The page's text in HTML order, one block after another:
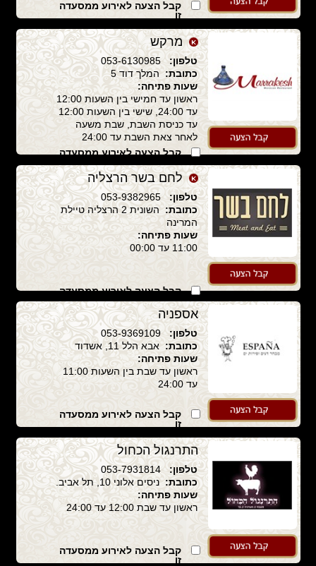
קבל הצעה לאירוע ממסעדה
זו
מרקש
טלפון:053-6130985
כתובת: המלך דוד 5
שעות פתיחה:
ראשון עד חמישי בין השעות 12:00
עד 24:00, שישי בין השעות 12:00
עד כניסת השבת, שבת משעה
לאחר צאת השבת עד 24:00
קבל הצעה לאירוע ממסעדה
לחם בשר הרצליה
טלפון:053-9382965
כתובת:
השונית 2 הרצליה טיילת
המרינה
שעות פתיחה:
11:00 עד 00:00
קבל הצעה לאירוע ממסעדה
זו
אספניה
טלפון:053-9369109
כתובת: אבא הלל 11, אשדוד
שעות פתיחה:
ראשון עד שבת בין השעות 11:00
עד 24:00
קבל הצעה לאירוע ממסעדה
זו
התרנגול הכחול
טלפון:053-7931814
כתובת: ניסים אלוני 10, תל אביב.
שעות פתיחה:
ראשון עד שבת 12:00 עד 24:00
קבל הצעה לאירוע ממסעדה
זו